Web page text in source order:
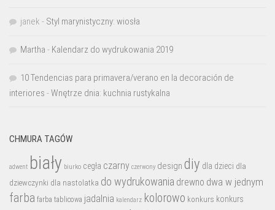
janek - Styl marynistyczny: wiosła
Martha - Kalendarz do wydrukowania 2019
10 Tendencias para primavera/verano en la decoración de
interiores -Wnętrze dnia: kuchnia rustykalna
CHMURA TAGÓW
adwent biały biurko cegła czarny czerwony design diy dla dzieci dla
dziewczynki dla nastolatka do wydrukowania drewno dwa w jednym
farba farba tablicowa jadalnia kalendarz kolorowo konkurs konkurs